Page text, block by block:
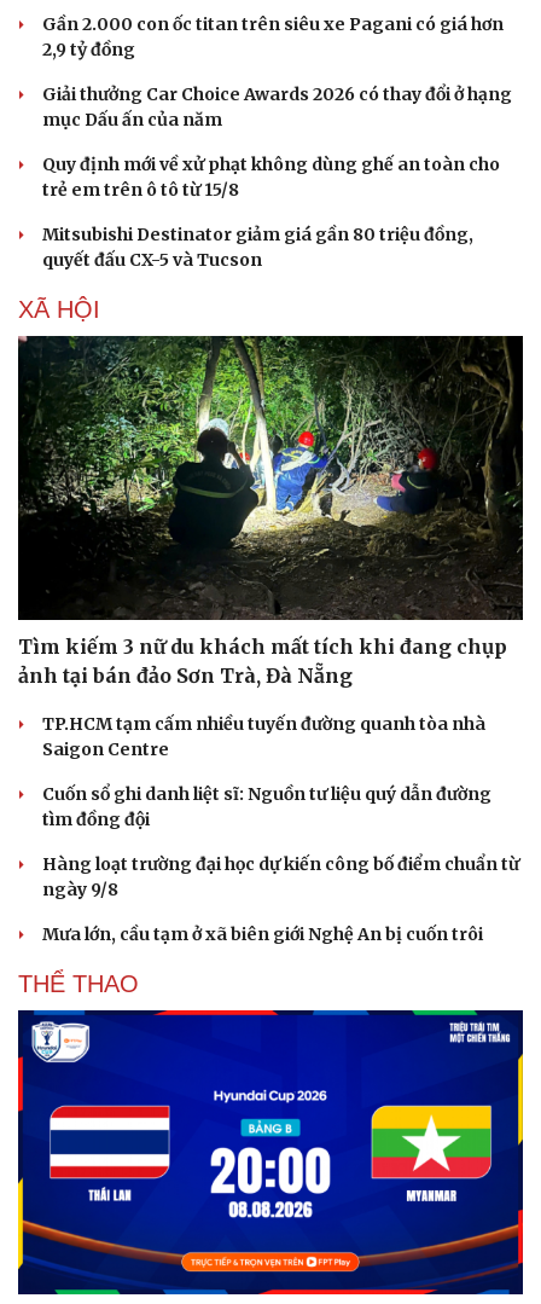
Thể thao
Bóng đá
Lịch thi đấu bóng đá
Thế giới thể thao
eSports
Hậu trường
Ô tô - Xe máy
Ô tô
Xe máy
Tư vấn
Gần 2.000 con ốc titan trên siêu xe Pagani có giá hơn
2,9 tỷ đồng
Giải thưởng Car Choice Awards 2026 có thay đổi ở hạng
mục Dấu ấn của năm
Quy định mới về xử phạt không dùng ghế an toàn cho
trẻ em trên ô tô từ 15/8
Mitsubishi Destinator giảm giá gần 80 triệu đồng,
quyết đấu CX-5 và Tucson
XÃ HỘI
Tìm kiếm 3 nữ du khách mất tích khi đang chụp
ảnh tại bán đảo Sơn Trà, Đà Nẵng
TP.HCM tạm cấm nhiều tuyến đường quanh tòa nhà
Saigon Centre
Cuốn sổ ghi danh liệt sĩ: Nguồn tư liệu quý dẫn đường
tìm đồng đội
Hàng loạt trường đại học dự kiến công bố điểm chuẩn từ
ngày 9/8
Mưa lớn, cầu tạm ở xã biên giới Nghệ An bị cuốn trôi
THỂ THAO